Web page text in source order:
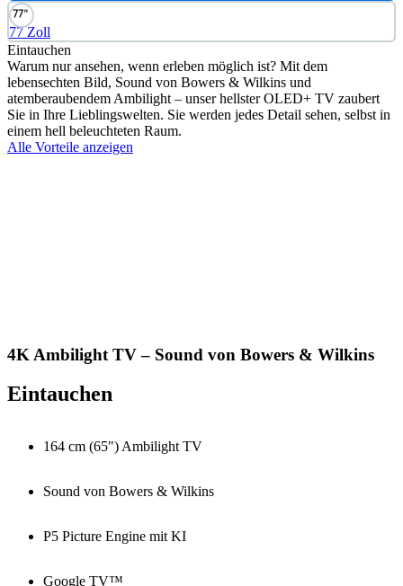
77 Zoll
Eintauchen
Warum nur ansehen, wenn erleben möglich ist? Mit dem
lebensechten Bild, Sound von Bowers & Wilkins und
atemberaubendem Ambilight – unser hellster OLED+ TV zaubert
Sie in Ihre Lieblingswelten. Sie werden jedes Detail sehen, selbst in
einem hell beleuchteten Raum.
Alle Vorteile anzeigen
4K Ambilight TV – Sound von Bowers & Wilkins
Eintauchen
164 cm (65") Ambilight TV
Sound von Bowers & Wilkins
P5 Picture Engine mit KI
Google TV™